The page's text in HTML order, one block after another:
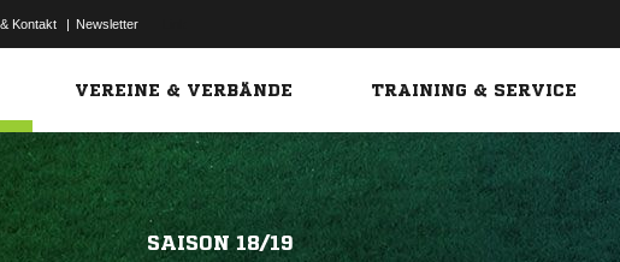
Kontakt | Newsletter
VEREINE & VERBÄNDE TRAINING & SERVICE
SAISON 18/19